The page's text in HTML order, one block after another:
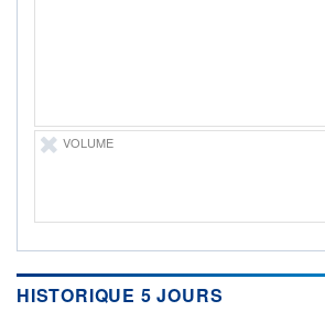
+ PORTEFEUILLE
VOLUME
HISTORIQUE 5 JOURS